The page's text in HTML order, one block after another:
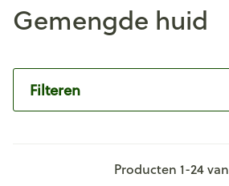
Gemengde huid
Filteren
Producten 1-24van